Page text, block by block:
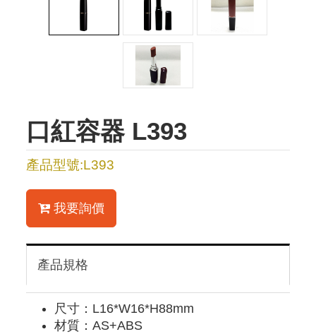
口紅容器 L393
產品型號:L393
我要詢價
產品規格
尺寸：L16*W16*H88mm
材質：AS+ABS